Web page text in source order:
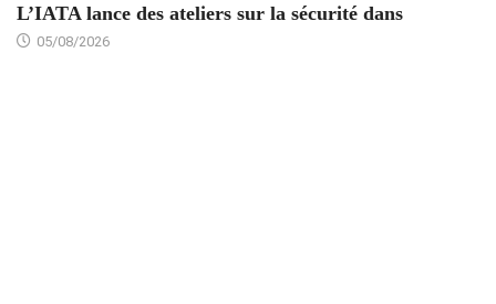
L’IATA lance des ateliers sur la sécurité dans
05/08/2026